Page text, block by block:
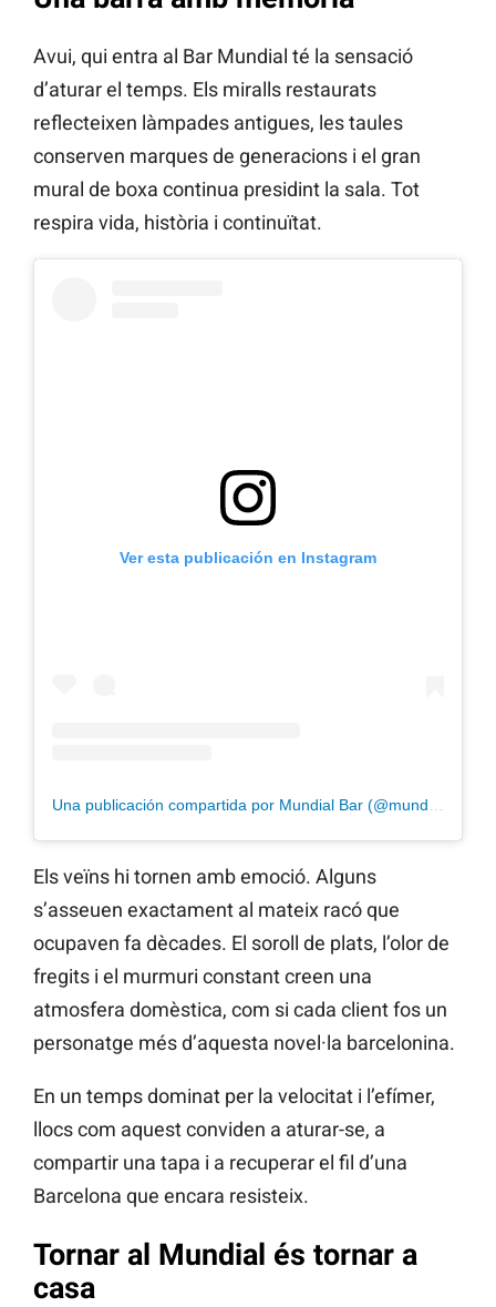
Avui, qui entra al Bar Mundial té la sensació
d’aturar el temps. Els miralls restaurats
reflecteixen làmpades antigues, les taules
conserven marques de generacions i el gran
mural de boxa continua presidint la sala. Tot
respira vida, història i continuïtat.
Ver esta publicación en Instagram
Una publicación compartida por Mundial Bar (@mundial_bar)
Els veïns hi tornen amb emoció. Alguns
s’asseuen exactament al mateix racó que
ocupaven fa dècades. El soroll de plats, l’olor de
fregits i el murmuri constant creen una
atmosfera domèstica, com si cada client fos un
personatge més d’aquesta novel·la barcelonina.
En un temps dominat per la velocitat i l’efímer,
llocs com aquest conviden a aturar-se, a
compartir una tapa i a recuperar el fil d’una
Barcelona que encara resisteix.
Tornar al Mundial és tornar a
casa